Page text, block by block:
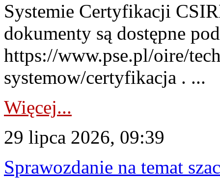
Systemie Certyfikacji
dokumenty są dostępne
https://www.pse.pl/oire/
systemow/certyfikacja . ...
Więcej...
29 lipca 2026, 09:39
Sprawozdanie na temat